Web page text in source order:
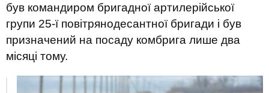
був командиром бригадної артилерійської
групи 25-ї повітрянодесантної бригади і був
призначений на посаду комбрига лише два
місяці тому.